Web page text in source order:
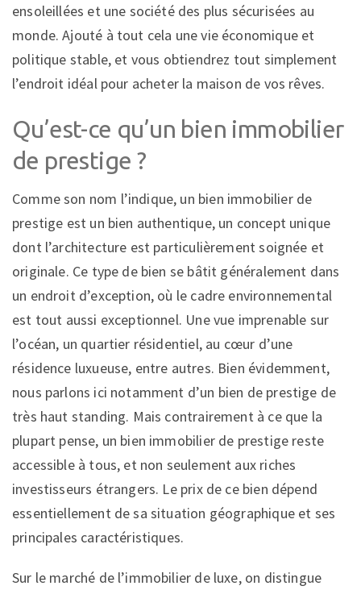
ensoleillées et une société des plus sécurisées au
monde. Ajouté à tout cela une vie économique et
politique stable, et vous obtiendrez tout simplement
l’endroit idéal pour acheter la maison de vos rêves.
Qu’est-ce qu’un bien immobilier
de prestige ?
Comme son nom l’indique, un bien immobilier de
prestige est un bien authentique, un concept unique
dont l’architecture est particulièrement soignée et
originale. Ce type de bien se bâtit généralement dans
un endroit d’exception, où le cadre environnemental
est tout aussi exceptionnel. Une vue imprenable sur
l’océan, un quartier résidentiel, au cœur d’une
résidence luxueuse, entre autres. Bien évidemment,
nous parlons ici notamment d’un bien de prestige de
très haut standing. Mais contrairement à ce que la
plupart pense, un bien immobilier de prestige reste
accessible à tous, et non seulement aux riches
investisseurs étrangers. Le prix de ce bien dépend
essentiellement de sa situation géographique et ses
principales caractéristiques.
Sur le marché de l’immobilier de luxe, on distingue